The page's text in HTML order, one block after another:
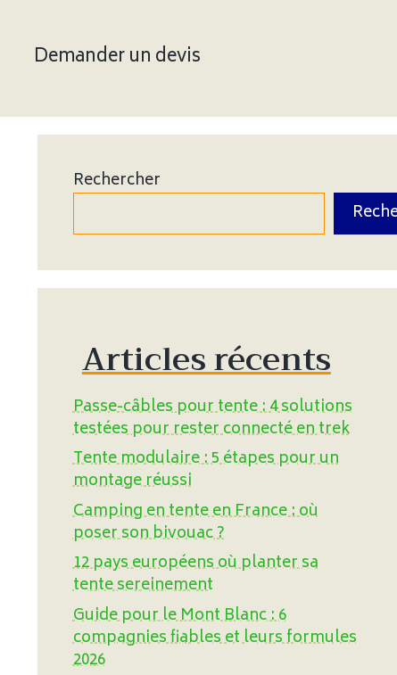
Demander un devis
Rechercher
Articles récents
Passe-câbles pour tente : 4 solutions
testées pour rester connecté en trek
Tente modulaire : 5 étapes pour un
montage réussi
Camping en tente en France : où
poser son bivouac ?
12 pays européens où planter sa
tente sereinement
Guide pour le Mont Blanc : 6
compagnies fiables et leurs formules
2026